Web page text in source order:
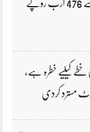
بجلی بلوں پر ٹیکس کی مد میں عوام سے 476 ارب روپے
خطے کیلیے خطرہ ہے،
مسترد کردی